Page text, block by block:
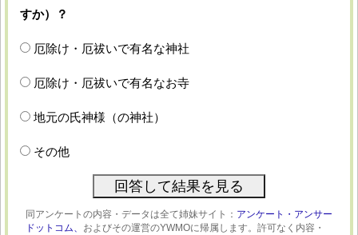
すか）？
厄除け・厄祓いで有名な神社
厄除け・厄祓いで有名なお寺
地元の氏神様（の神社）
その他
同アンケートの内容・データは全て姉妹サイト： アンケート・アンサー
ドットコム、 およびその運営のYWMOに帰属します。許可なく内容・